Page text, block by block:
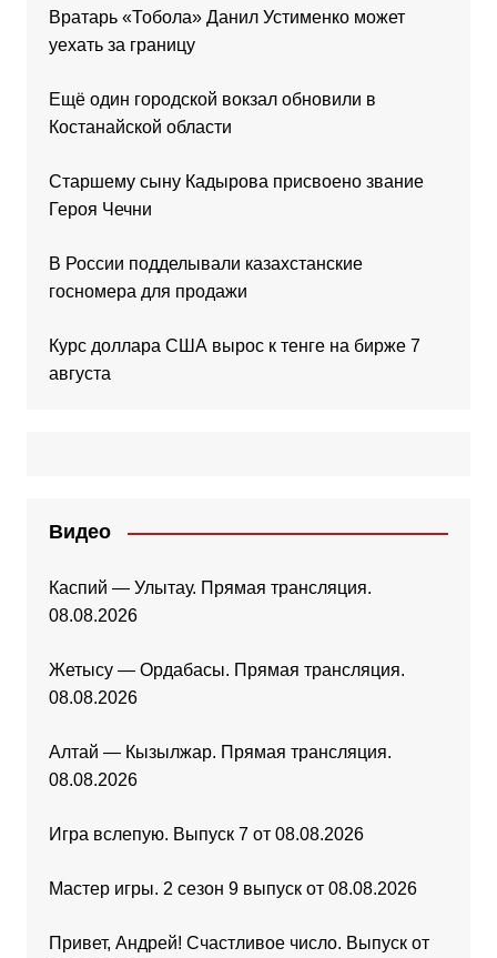
Вратарь «Тобола» Данил Устименко может
уехать за границу
Ещё один городской вокзал обновили в
Костанайской области
Старшему сыну Кадырова присвоено звание
Героя Чечни
В России подделывали казахстанские
госномера для продажи
Курс доллара США вырос к тенге на бирже 7
августа
Видео
Каспий — Улытау. Прямая трансляция.
08.08.2026
Жетысу — Ордабасы. Прямая трансляция.
08.08.2026
Алтай — Кызылжар. Прямая трансляция.
08.08.2026
Игра вслепую. Выпуск 7 от 08.08.2026
Мастер игры. 2 сезон 9 выпуск от 08.08.2026
Привет, Андрей! Счастливое число. Выпуск от